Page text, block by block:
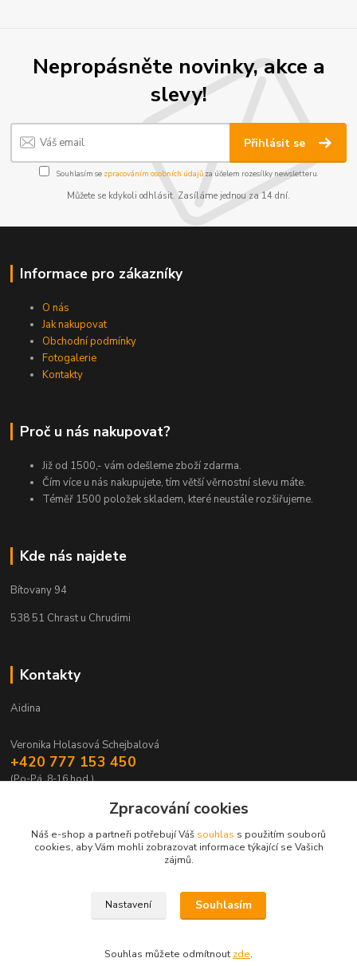
Nepropásněte novinky, akce a
slevy!
Přihlásit se
Souhlasím se zpracováním osobních údajůza účelem rozesílky newsletteru.
Můžete se kdykoli odhlásit. Zasíláme jednou za 14 dní.
Informace pro zákazníky
O nás
Jak nakupovat
Obchodní podmínky
Fotogalerie
Kontakty
Proč u nás nakupovat?
Již od 1500,- vám odešleme zboží zdarma.
Čím více u nás nakupujete, tím větší věrnostní slevu máte.
Téměř 1500 položek skladem, které neustále rozšiřujeme.
Kde nás najdete
Bítovany 94
538 51 Chrast u Chrudimi
Kontakty
Aidina
Veronika Holasová Schejbalová
+420 777 153 450
(Po-Pá, 8-16 hod.)
eshop@aidina.cz
Upravit sběr cookies.
Zpracování cookies
Náš e-shop a partneři potřebují Váš souhlas s použitím souborů
cookies, aby Vám mohli zobrazovat informace týkající se Vašich
zájmů.
Nastavení Souhlasím
Souhlas můžete odmítnout zde.